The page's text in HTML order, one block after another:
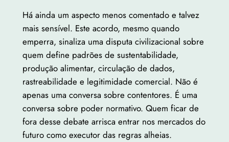
Há ainda um aspecto menos comentado e talvez
mais sensível. Este acordo, mesmo quando
emperra, sinaliza uma disputa civilizacional sobre
quem define padrões de sustentabilidade,
produção alimentar, circulação de dados,
rastreabilidade e legitimidade comercial. Não é
apenas uma conversa sobre contentores. É uma
conversa sobre poder normativo. Quem ficar de
fora desse debate arrisca entrar nos mercados do
futuro como executor das regras alheias.